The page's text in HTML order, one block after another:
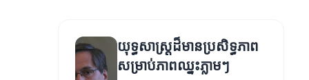
យុទ្ធសាស្ត្រ​ដ៏មានប្រសិទ្ធភាព
សម្រាប់ភាពឈ្នះភ្លាមៗ